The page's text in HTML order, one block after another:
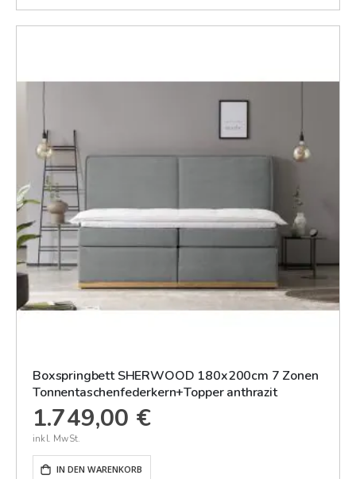
Boxspringbett SHERWOOD 180x200cm 7 Zonen
Tonnentaschenfederkern+Topper anthrazit
1.749,00 €
IN DEN WARENKORB